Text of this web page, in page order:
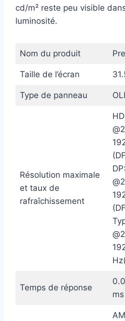
cd/m² reste peu visible
luminosité.
Nom du produit
Taille de l’écran
Type de panneau
Résolution maximale
et taux de
rafraîchissement
Temps de réponse